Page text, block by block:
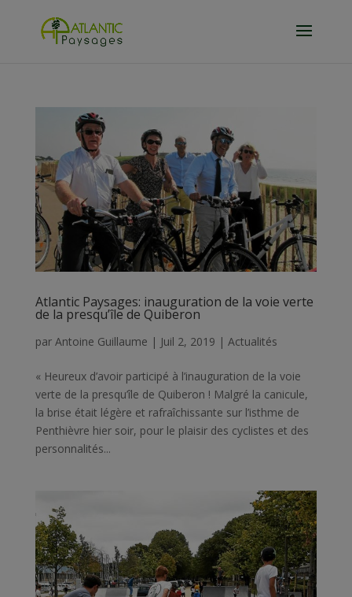
Atlantic Paysages: inauguration de la voie verte
de la presqu’île de Quiberon
par Antoine Guillaume | Juil 2, 2019 | Actualités
« Heureux d’avoir participé à l’inauguration de la voie
verte de la presqu’île de Quiberon ! Malgré la canicule,
la brise était légère et rafraîchissante sur l’isthme de
Penthièvre hier soir, pour le plaisir des cyclistes et des
personnalités...